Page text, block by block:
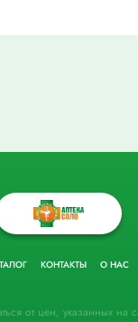
КОНТАКТЫ О НАС
от цен, указанных